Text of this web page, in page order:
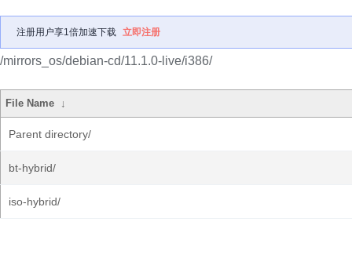
注册用户享1倍加速下载 立即注册
/mirrors_os/debian-cd/11.1.0-live/i386/
File Name ↓
Parent directory/
bt-hybrid/
iso-hybrid/